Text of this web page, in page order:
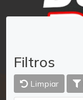
Filtros
Limpiar